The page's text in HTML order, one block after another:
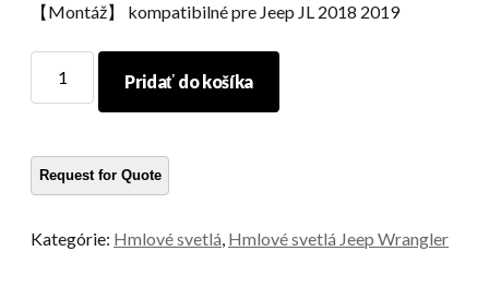
【Montáž】 kompatibilné pre Jeep JL 2018 2019
džíp
doplnky
LED
svetlo
Pridať do košíka
Kategórie: Hmlové svetlá Hmlové svetlá Jeep Wrangler